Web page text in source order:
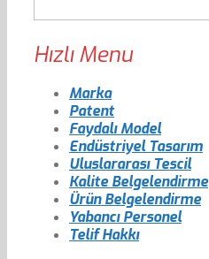
Hızlı Menu
Marka
Patent
Faydalı Model
Endüstriyel Tasarım
Uluslararası Tescil
Kalite Belgelendirme
Ürün Belgelendirme
Yabancı Personel
Telif Hakkı